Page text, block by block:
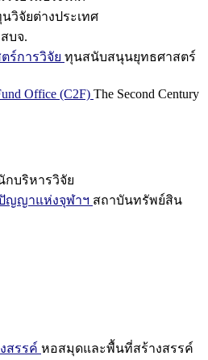
วิจัยต่างประเทศ
บจ.
ร์การวิจัย ทุนสนับสนุนยุทธศาสตร์
Office (C2F) The Second Century
กบริหารวิจัย
ญญาแห่งจุฬาฯ สถาบันทรัพย์สิน
สรรค์ หอสมุดและพื้นที่สร้างสรรค์